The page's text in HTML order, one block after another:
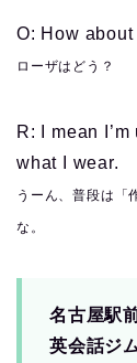
O: How
ローザはどう？
R: I mean
what I wear.
うーん、普段は「
な。
名古屋駅
英会話ジ